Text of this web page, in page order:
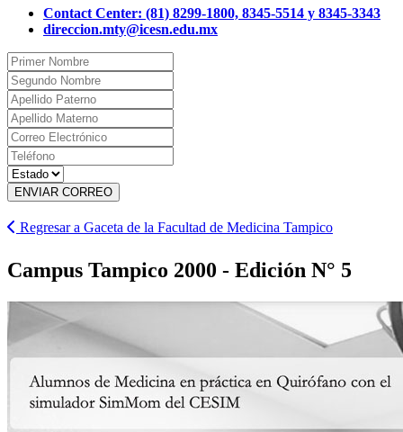
Contact Center: (81) 8299-1800, 8345-5514 y 8345-3343
direccion.mty@icesn.edu.mx
ENVIAR CORREO
Regresar a Gaceta de la Facultad de Medicina Tampico
Campus Tampico 2000 - Edición N° 5